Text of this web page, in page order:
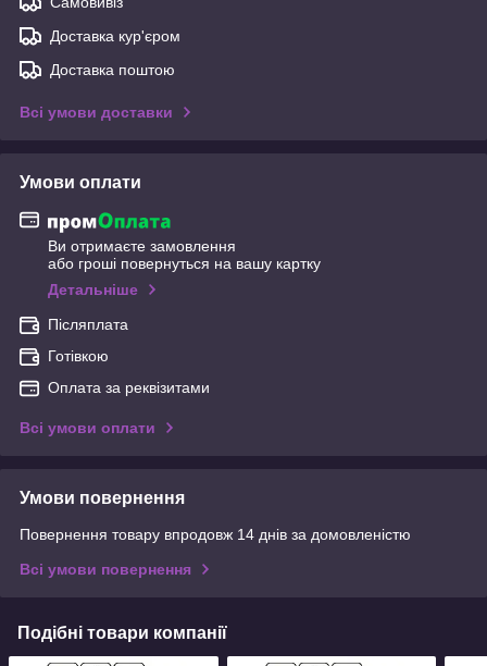
Доставка кур'єром
Доставка поштою
Всі умови доставки
Умови оплати
Ви отримаєте замовлення
або гроші повернуться на вашу картку
Детальніше
Післяплата
Готівкою
Оплата за реквізитами
Всі умови оплати
Умови повернення
Повернення товару впродовж 14 днів за домовленістю
Всі умови повернення
Подібні товари компанії